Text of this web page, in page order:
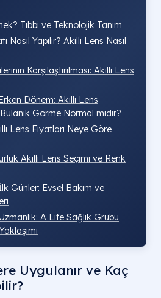
Tıbbi ve Teknolojik Tanım
Nasıl Yapılır? Akıllı Lens Nasıl
Karşılaştırılması: Akıllı Lens
Dönem: Akıllı Lens
Görme Normal midir?
Lens Fiyatları Neye Göre
Akıllı Lens Seçimi ve Renk
Günler: Evsel Bakım ve
A Life Sağlık Grubu
Uygulanır ve Kaç